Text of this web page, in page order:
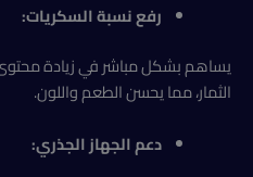
رفع نسبة السكريات:
يساهم بشكل مباشر في زيادة
الثمار، مما يحسن الطعم واللون.
دعم الجهاز الجذري: